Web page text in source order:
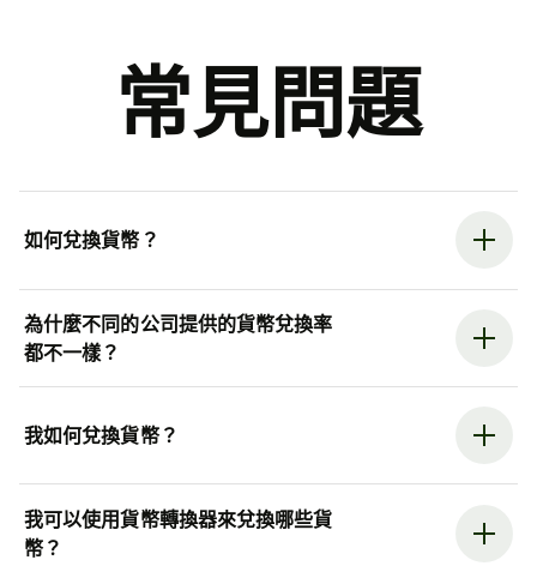
常見問題
如何兌換貨幣？
為什麼不同的公司提供的貨幣兌換率
都不一樣？
我如何兌換貨幣？
我可以使用貨幣轉換器來兌換哪些貨
幣？